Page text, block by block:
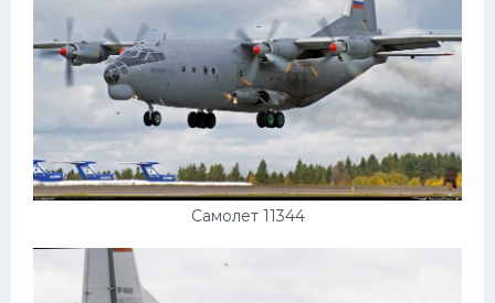
Самолет 11344
Танки
Крайслер
Порше
Самолеты
Корабли
Тойота
Лодки